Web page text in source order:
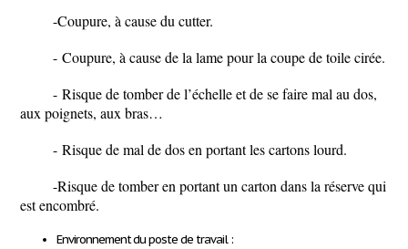
-Coupure, à cause du cutter.
- Coupure, à cause de la lame pour la coupe de toile cirée.
- Risque de tomber de l’échelle et de se faire mal au dos,
aux poignets, aux bras…
- Risque de mal de dos en portant les cartons lourd.
-Risque de tomber en portant un carton dans la réserve qui
est encombré.
Environnement du poste de travail :